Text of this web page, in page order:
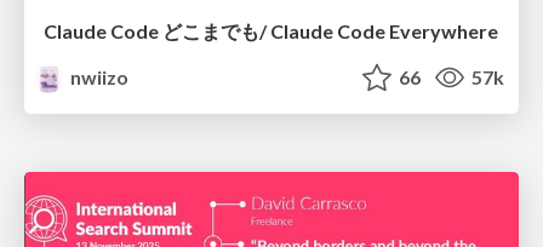
Claude Code どこまでも/ Claude Code Everywhere
nwiizo
66 57k